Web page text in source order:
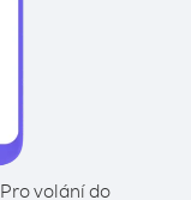
Pro volání do